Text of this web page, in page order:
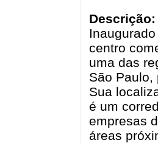
Descrição:
centro
uma das
São Paulo,
Sua
é um
empresas
áreas